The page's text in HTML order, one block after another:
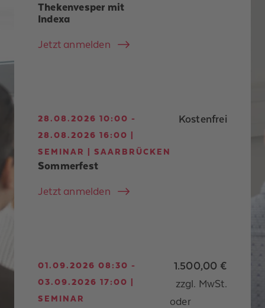
Thekenvesper mit
Indexa
Jetzt anmelden
28.08.2026 10:00 -
28.08.2026 16:00 |
SEMINAR | SAARBRÜCKEN
Kostenfrei
Sommerfest
Jetzt anmelden
01.09.2026 08:30 -
03.09.2026 17:00 |
SEMINAR
1.500,00 €
zzgl. MwSt.
oder